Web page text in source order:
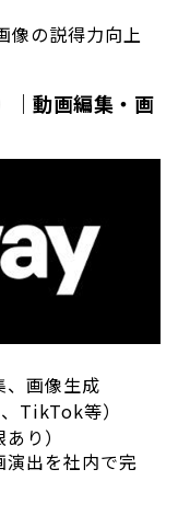
像の説得力向上
動画編集・画
、画像生成
TikTok等）
り）
演出を社内で完